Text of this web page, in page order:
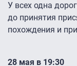
У всех одна
до принятия
похождения и
28 мая в 19:30